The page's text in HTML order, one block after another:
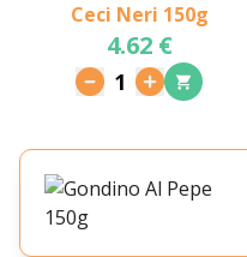
Ceci Neri 150g
4.62 €
1